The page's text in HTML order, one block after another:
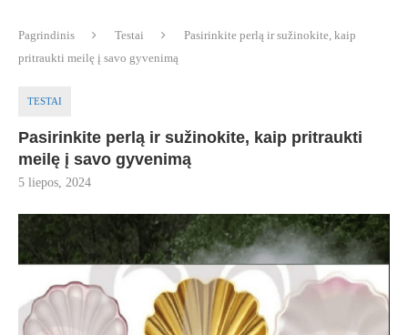
Pagrindinis Testai
Pasirinkite perlą ir sužinokite, kaip
pritraukti meilę į savo gyvenimą
TESTAI
Pasirinkite perlą ir sužinokite, kaip pritraukti
meilę į savo gyvenimą
5 liepos, 2024